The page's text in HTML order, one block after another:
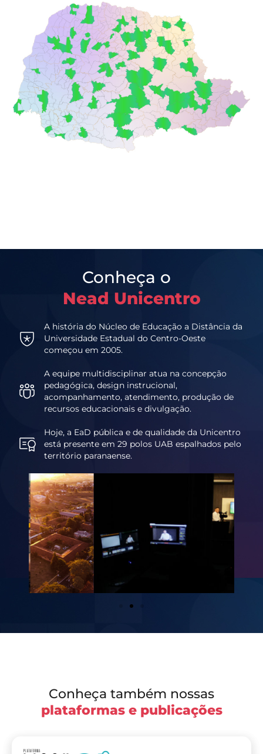
Conheça o
Nead Unicentro
A história do Núcleo de Educação a Distância da
Universidade Estadual do Centro-Oeste
começou em 2005.
A equipe multidisciplinar atua na concepção
pedagógica, design instrucional,
acompanhamento, atendimento, produção de
recursos educacionais e divulgação.
Hoje, a EaD pública e de qualidade da Unicentro
está presente em 29 polos UAB espalhados pelo
território paranaense.
Conheça também nossas
plataformas e publicações